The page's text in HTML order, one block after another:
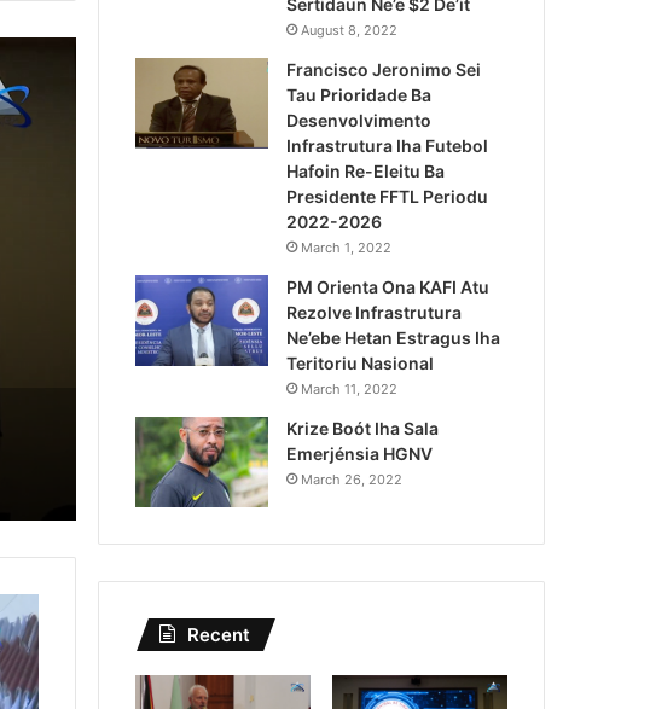
Skip navigation Search Create 9+ Avatar
image Timor-Leste e
cooperação
Sertidaun Ne’e $2 De’it
August 8, 2022
Francisco Jeronimo Sei
Tau Prioridade Ba
Desenvolvimento
Infrastrutura Iha Futebol
Hafoin Re-Eleitu Ba
Presidente FFTL Periodu
2022-2026
March 1, 2022
PM Orienta Ona KAFI Atu
Rezolve Infrastrutura
Ne’ebe Hetan Estragus Iha
Teritoriu Nasional
March 11, 2022
Krize Boót Iha Sala
Emerjénsia HGNV
March 26, 2022
Recent